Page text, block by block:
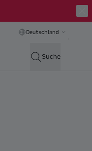
Deutschland
Suche